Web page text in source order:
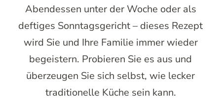
Abendessen unter der Woche oder als
deftiges Sonntagsgericht – dieses Rezept
wird Sie und Ihre Familie immer wieder
begeistern. Probieren Sie es aus und
überzeugen Sie sich selbst, wie lecker
traditionelle Küche sein kann.